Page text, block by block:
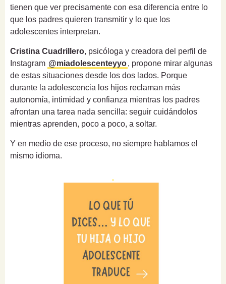
tienen que ver precisamente con esa diferencia entre lo
que los padres quieren transmitir y lo que los
adolescentes interpretan.
Cristina Cuadrillero, psicóloga y creadora del perfil de
Instagram @miadolescenteyyo, propone mirar algunas
de estas situaciones desde los dos lados. Porque
durante la adolescencia los hijos reclaman más
autonomía, intimidad y confianza mientras los padres
afrontan una tarea nada sencilla: seguir cuidándolos
mientras aprenden, poco a poco, a soltar.
Y en medio de ese proceso, no siempre hablamos el
mismo idioma.